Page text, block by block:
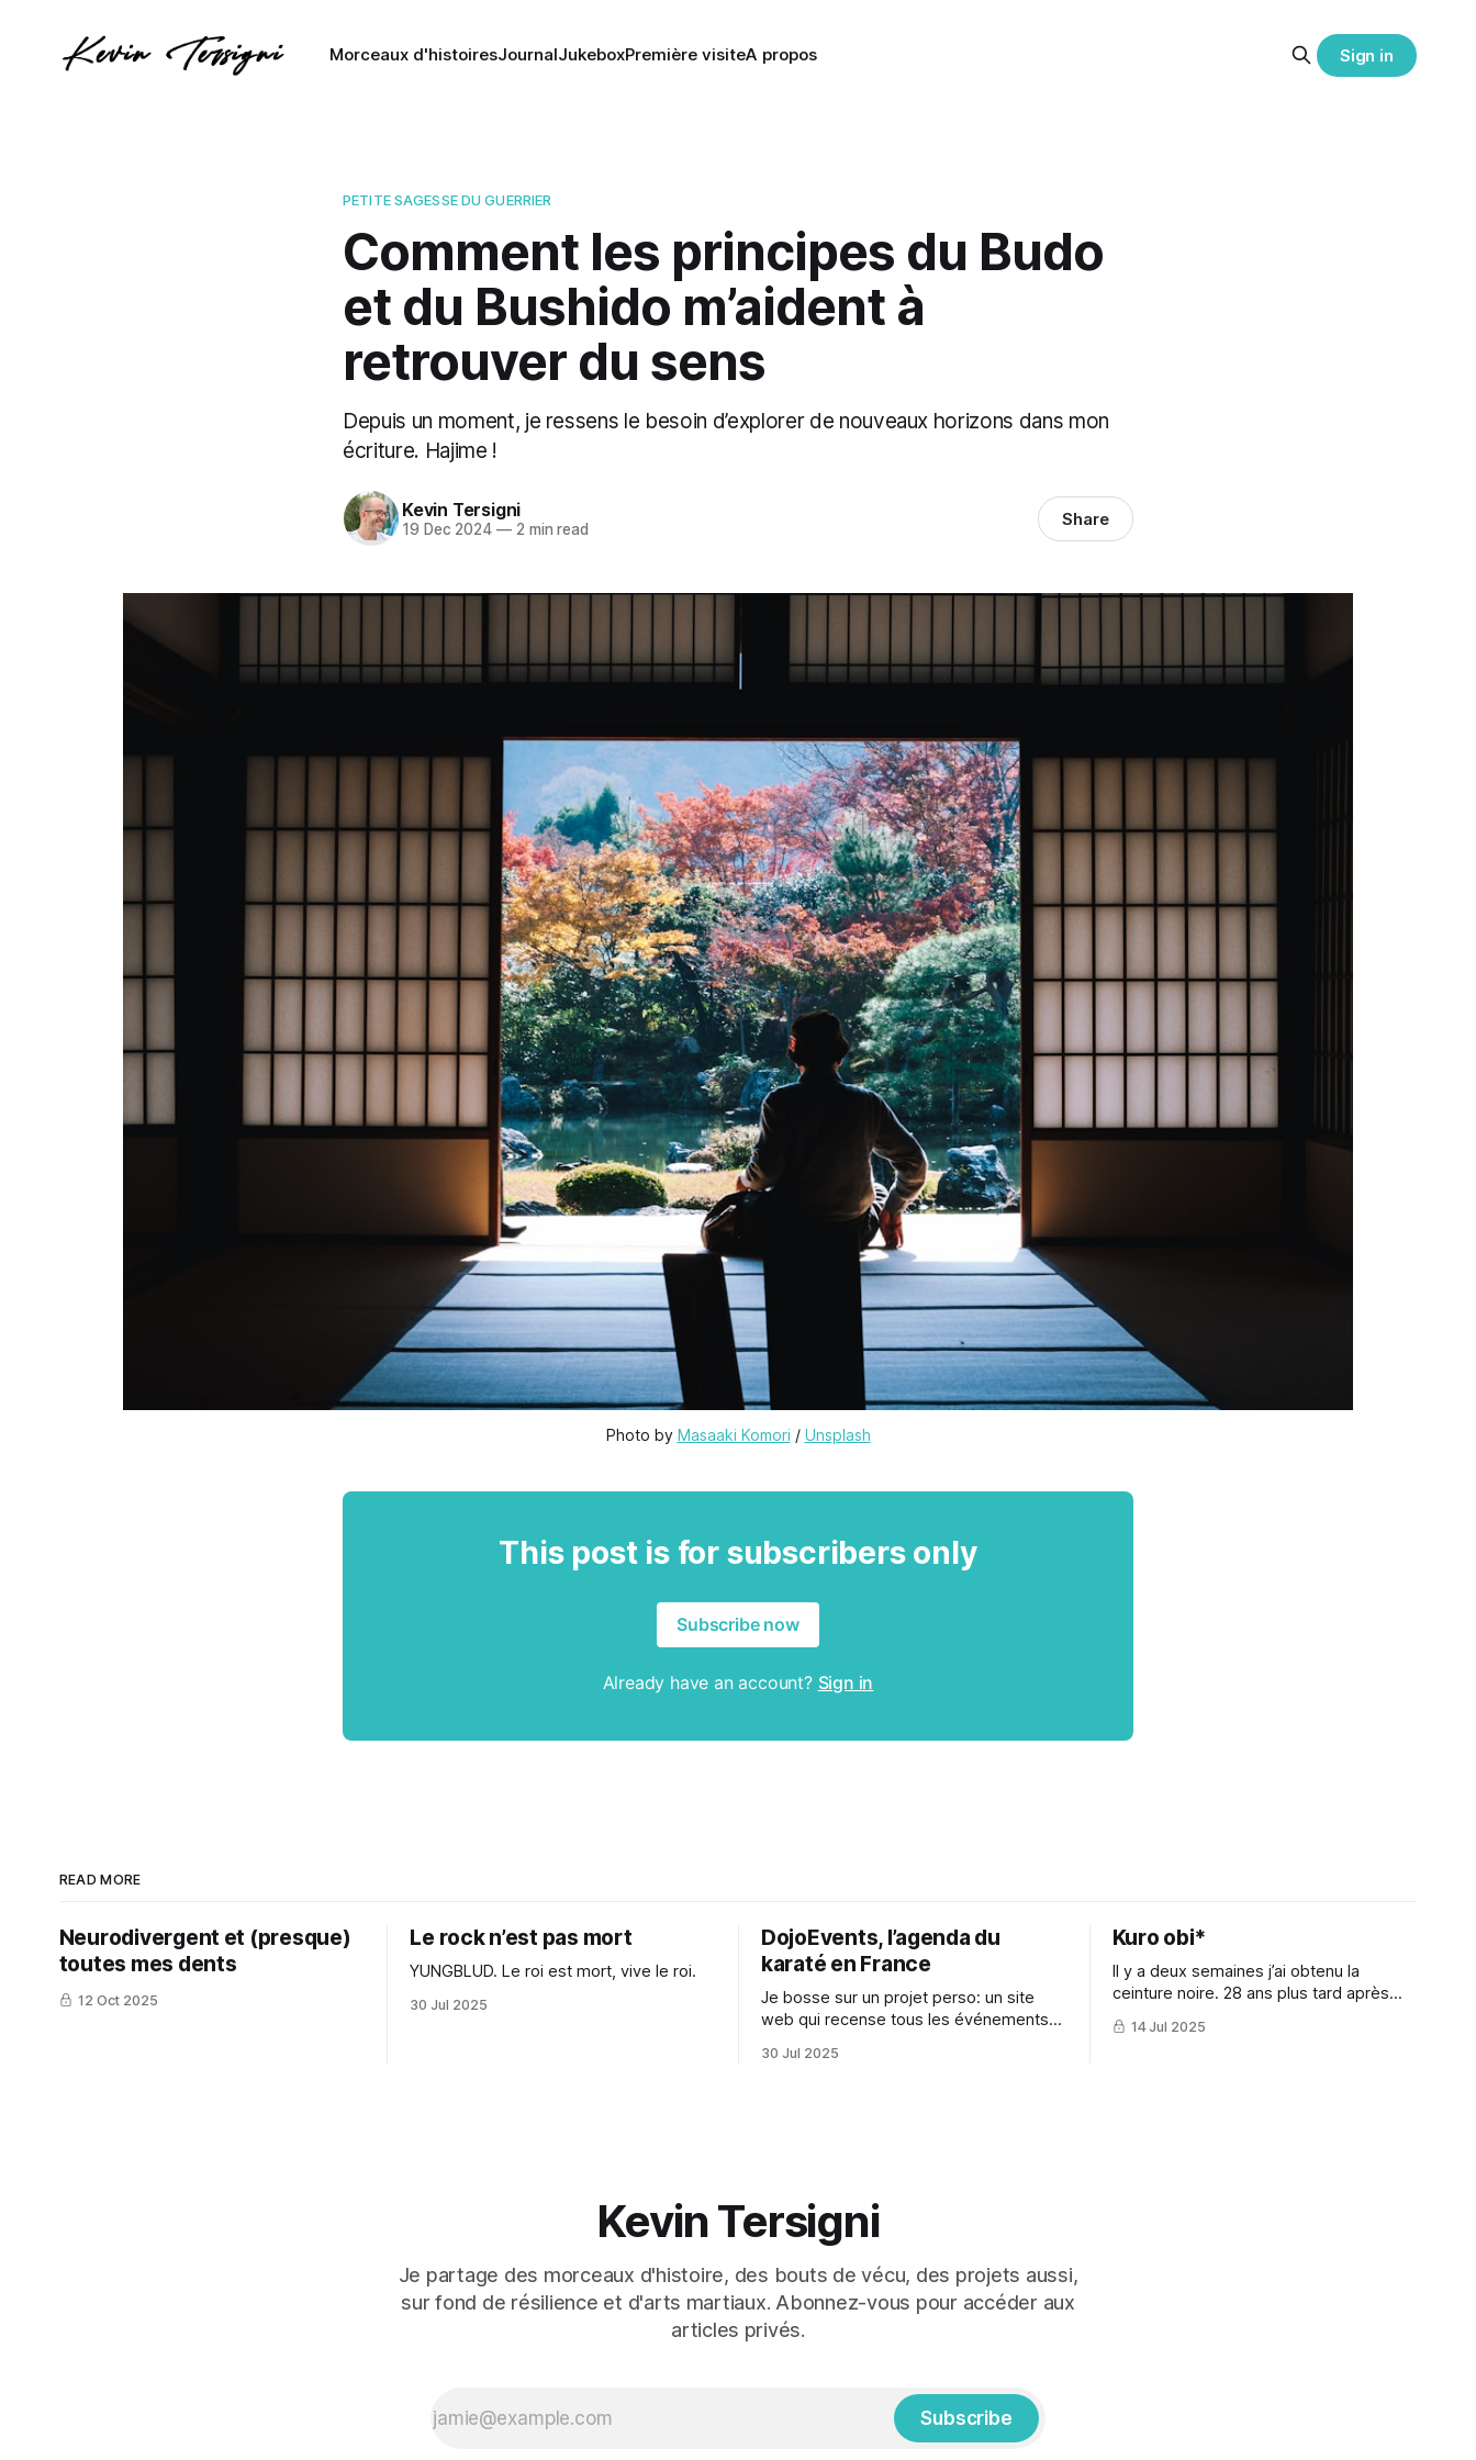
Morceaux d'histoiresJournalJukeboxPremière visiteA propos Sign in
PETITE SAGESSE DU GUERRIER
Comment les principes du Budo
et du Bushido m’aident à
retrouver du sens
Depuis un moment, je ressens le besoin d’explorer de nouveaux horizons dans mon
écriture. Hajime !
Kevin Tersigni
19 Dec 2024 —2 min read Share
Photo by Masaaki Komori / Unsplash
This post is for subscribers only
Subscribe now
Already have an account? Sign in
READ MORE
Neurodivergent et (presque)
toutes mes dents
12 Oct 2025
Le rock n’est pas mort
YUNGBLUD. Le roi est mort, vive le roi.
30 Jul 2025
DojoEvents, l’agenda du
karaté en France
Je bosse sur un projet perso: un site
web qui recense tous les événements
30 Jul 2025
Kuro obi*
Il y a deux semaines j’ai obtenu la
ceinture noire. 28 ans plus tard après
avoir enfilé une dernière fois un karate-
gi dans ma vie d’ado.
14 Jul 2025
Kevin Tersigni
Je partage des morceaux d'histoire, des bouts de vécu, des projets aussi,
sur fond de résilience et d'arts martiaux. Abonnez-vous pour accéder aux
articles privés.
Subscribe